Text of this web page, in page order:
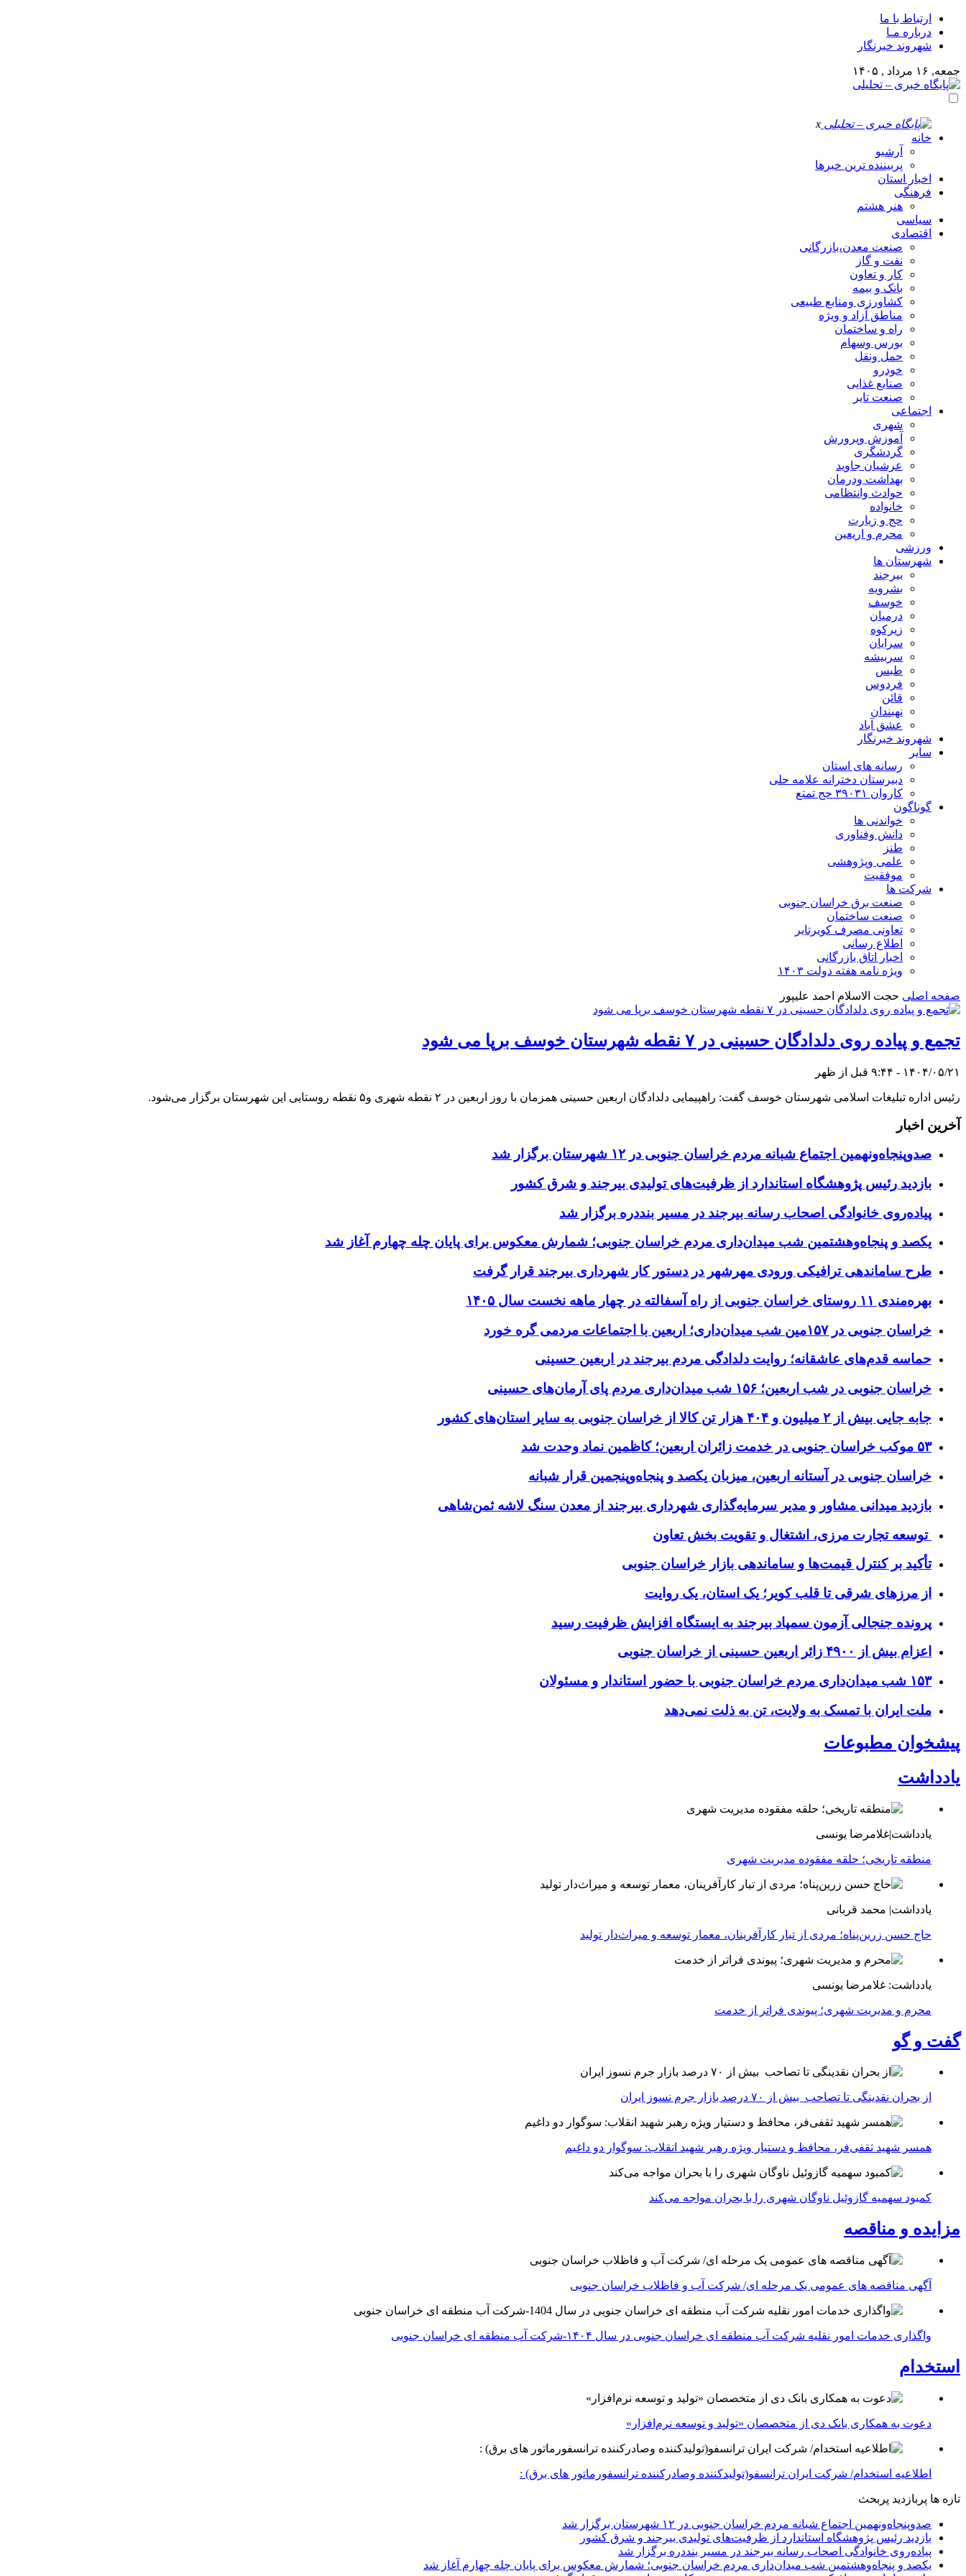
ارتباط با ما
درباره مـا
شهروند خبرنگار
جمعه, ۱۶ مرداد , ۱۴۰۵
x
خانه
آرشیو
پربیننده ترین خبرها
اخبار استان
فرهنگی
هنر هشتم
سیاسی
اقتصادی
صنعت معدن،بازرگانی
نفت و گاز
کار و تعاون
بانک و بیمه
کشاورزی ومنابع طبیعی
مناطق آزاد و ویژه
راه و ساختمان
بورس وسهام
حمل ونقل
خودرو
صنایع غذایی
صنعت تایر
اجتماعی
شهری
آموزش وپرورش
گردشگری
عرشیان جاوید
بهداشت ودرمان
حوادث وانتظامی
خانواده
حج و زیارت
محرم و اریعین
ورزشی
شهرستان ها
بیرجند
بشرویه
خوسف
درمیان
زیرکوه
سرایان
سربیشه
طبس
فردوس
قائن
نهبندان
عشق آباد
شهروند خبرنگار
سایر
رسانه های استان
دبیرستان دخترانه علامه حلی
کاروان ۳۹۰۳۱ حج تمتع
گوناگون
خواندنی ها
دانش وفناوری
طنز
علمی وپژوهشی
موفقیت
شرکت ها
صنعت برق خراسان جنوبی
صنعت ساختمان
تعاونی مصرف کویرتایر
اطلاع رسانی
اخبار اتاق بازرگانی
ویژه نامه هفته دولت ۱۴۰۳
صفحه اصلی حجت الاسلام احمد علیپور
تجمع و پیاده روی دلدادگان حسینی در ۷ نقطه شهرستان خوسف برپا می شود
۱۴۰۴/۰۵/۲۱ - ۹:۴۴ قبل از ظهر
رئیس اداره تبلیغات اسلامی شهرستان خوسف گفت: راهپیمایی دلدادگان اربعین حسینی همزمان با روز اربعین در ۲ نقطه شهری و۵ نقطه روستایی این شهرستان برگزار می‌شود.
آخرین اخبار
صدوپنجاه‌ونهمین اجتماع شبانه مردم خراسان جنوبی در ۱۲ شهرستان برگزار شد
بازدید رئیس پژوهشگاه استاندارد از ظرفیت‌های تولیدی بیرجند و شرق کشور
پیاده‌روی خانوادگی اصحاب رسانه بیرجند در مسیر بنددره برگزار شد
یکصد و پنجاه‌وهشتمین شب میدان‌داری مردم خراسان جنوبی؛ شمارش معکوس برای پایان چله چهارم آغاز شد
طرح ساماندهی ترافیکی ورودی مهرشهر در دستور کار شهرداری بیرجند قرار گرفت
بهره‌مندی ۱۱ روستای خراسان جنوبی از راه آسفالته در چهار ماهه نخست سال ۱۴۰۵
خراسان جنوبی در ۱۵۷مین شب میدان‌داری؛ اربعین با اجتماعات مردمی گره خورد
حماسه قدم‌های عاشقانه؛ روایت دلدادگی مردم بیرجند در اربعین حسینی
خراسان جنوبی در شب اربعین؛ ۱۵۶ شب میدان‌داری مردم پای آرمان‌های حسینی
جابه جایی بیش از ۲ میلیون و ۴۰۴ هزار تن کالا از خراسان جنوبی به سایر استان‌های کشور
۵۳ موکب خراسان جنوبی در خدمت زائران اربعین؛ کاظمین نماد وحدت شد
خراسان جنوبی در آستانه اربعین، میزبان یکصد و پنجاه‌وپنجمین قرار شبانه
بازدید میدانی مشاور و مدیر سرمایه‌گذاری شهرداری بیرجند از معدن سنگ لاشه ثمن‌شاهی
توسعه تجارت مرزی، اشتغال و تقویت بخش تعاون
تأکید بر کنترل قیمت‌ها و ساماندهی بازار خراسان جنوبی
از مرزهای شرقی تا قلب کویر؛ یک استان، یک روایت
پرونده جنجالی آزمون سمپاد بیرجند به ایستگاه افزایش ظرفیت رسید
اعزام بیش از ۴۹۰۰ زائر اربعین حسینی از خراسان جنوبی
۱۵۳ شب میدان‌داری مردم خراسان جنوبی با حضور استاندار و مسئولان
ملت ایران با تمسک به ولایت، تن به ذلت نمی‌دهد
پیشخوان مطبوعات
یادداشت
یادداشت|غلامرضا یونسی
منطقه تاریخی؛ حلقه مفقوده مدیریت شهری
یادداشت| محمد قربانی
حاج حسن زرین‌پناه؛ مردی از تبار کارآفرینان، معمار توسعه و میراث‌دار تولید
یادداشت: غلامرضا یونسی
محرم و مدیریت شهری؛ پیوندی فراتر از خدمت
گفت و گو
از بحران نقدینگی تا تصاحب بیش از ۷۰ درصد بازار جرم نسوز ایران
همسر شهید ثقفی‌فر، محافظ و دستیار ویژه رهبر شهید انقلاب: سوگوار دو داغیم
کمبود سهمیه گازوئیل ناوگان شهری را با بحران مواجه می‌کند
مزایده و مناقصه
آگهی مناقصه های عمومی یک مرحله ای/ شرکت آب و فاظلاب خراسان جنوبی
واگذاری خدمات امور نقلیه شرکت آب منطقه ای خراسان جنوبی در سال ۱۴۰۴-شرکت آب منطقه ای خراسان جنوبی
استخدام
دعوت به همکاری بانک دی از متخصصان «تولید و توسعه نرم‌افزار»
اطلاعیه استخدام/ شرکت ایران ترانسفو(تولیدکننده وصادرکننده ترانسفورماتور های برق) :
تازه ها پربازدید پربحث
صدوپنجاه‌ونهمین اجتماع شبانه مردم خراسان جنوبی در ۱۲ شهرستان برگزار شد
بازدید رئیس پژوهشگاه استاندارد از ظرفیت‌های تولیدی بیرجند و شرق کشور
پیاده‌روی خانوادگی اصحاب رسانه بیرجند در مسیر بنددره برگزار شد
یکصد و پنجاه‌وهشتمین شب میدان‌داری مردم خراسان جنوبی؛ شمارش معکوس برای پایان چله چهارم آغاز شد